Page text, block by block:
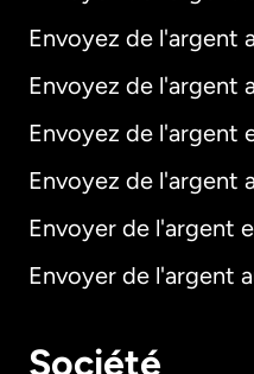
Envoyez de l'argent
Envoyez de l'argent
Envoyez de l'argent
Envoyez de l'argent
Envoyer de l'argent
Envoyer de l'argent
Société